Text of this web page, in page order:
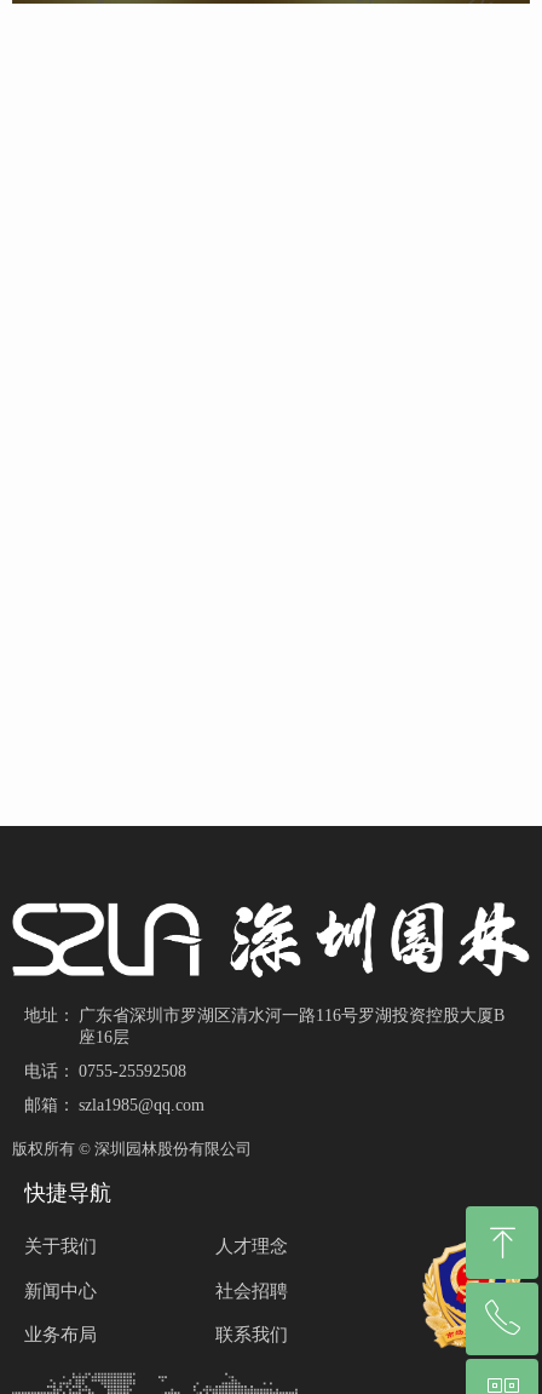
地址：
广东省深圳市罗湖区清水河一路116号罗湖投资控股大厦B
座16层
电话： 0755-25592508
邮箱： szla1985@qq.com
版权所有 © 深圳园林股份有限公司
关于我们
新闻中心
业务布局
快捷导航
人才理念
社会招聘
联系我们
ꁸ
回到顶部
ꂅ